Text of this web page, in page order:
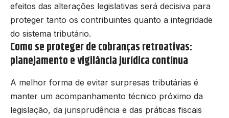
efeitos das alterações legislativas será decisiva para
proteger tanto os contribuintes quanto a integridade
do sistema tributário.
Como se proteger de cobranças retroativas:
planejamento e vigilância jurídica contínua
A melhor forma de evitar surpresas tributárias é
manter um acompanhamento técnico próximo da
legislação, da jurisprudência e das práticas fiscais